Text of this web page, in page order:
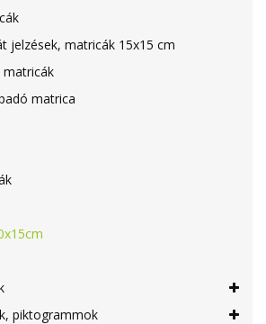
jelzések, matricák 15x15 cm
matricák
matrica
piktogrammok